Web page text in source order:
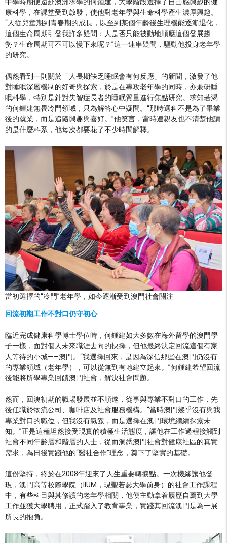
康科學，在課堂受到啟發，使他對老年學與生命科學產生濃厚興趣。
“人從兒童期到青春期的成長，以至到某個年齡後生理機能逐漸退化，
這個生命周期引發我許多疑問：人是否只能被動地順應這個發展趨
勢？生命周期可不可以慢下來呢？”這一連串疑問，驅動他投身老年學
的研究。
偶然看到一則關於「人長期缺乏睡眠會有何反應」的新聞，激發了他
對睡眠深層機制的好奇與探索，於是在專攻老年學的同時，亦兼研睡
眠科學，特別是針對失智症長者的睡眠質量進行焦點研究。求知若渴
的何鍾建無畏冷門領域，只為解答心中疑問。“那時選科不是為了畢業
後的就業，而是追隨興趣與喜好。”他笑言，當時連親友也不清楚他讀
的是什麼科系，他每次都要花了不少時間解釋。
當初選擇的“冷門”老年學，如今逐漸受到澳門社會關注
回流初期工作不對口仍守初心
臨近完成健康科學博士學位時，何鍾建如大多數在海外留學的澳門學
子一樣，面對個人未來職涯去向的抉擇，但他最終決定回流這個有家
人等待的小城——澳門。“我選擇回來，是因為深信那些在澳門仍沒有
的專業領域（老年學），可以從無到有地建立起來。”何鍾建希望回流
後能將所學專業回饋澳門社會，解決社會問題。
然而，回澳初期的職場發展並不順遂，從事與專業不對口的工作，先
後任職於物流公司、咖啡店及社會服務機構。“當時澳門幾乎沒有與我
專業對口的職位，但我沒有氣餒，而是選擇在澳門環境繼續探索未
知。”正是這種坦然接受現實的積極生活態度，讓他在工作過程接觸到
社會不同年齡層和階層的人士，從而洞悉澳門社會對健康社區的真實
需求，為日後實踐他的“醫社合作”理念，奠下了堅實的基礎。
這份堅持，終於在2008年迎來了人生重要轉捩點。一次機緣讓他發
現，澳門高等校際學院（IIUM，現聖若瑟大學前身）的社會工作課程
中，有些科目與其修讀的老年學相關，他便主動拿着履歷自薦到大學
工作並獲大學聘用，正式踏入了教育事業，實踐其回流澳門是為一展
所長的抱負。